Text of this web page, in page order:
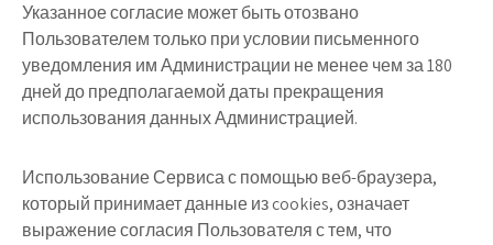
Указанное согласие может быть отозвано
Пользователем только при условии письменного
уведомления им Администрации не менее чем за 180
дней до предполагаемой даты прекращения
использования данных Администрацией.
Использование Сервиса с помощью веб-браузера,
который принимает данные из cookies, означает
выражение согласия Пользователя с тем, что